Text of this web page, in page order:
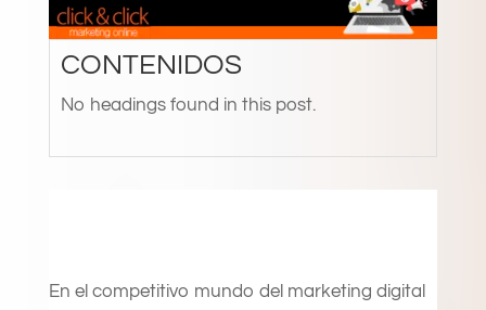
CONTENIDOS
No headings found in this post.
En el competitivo mundo del marketing digital